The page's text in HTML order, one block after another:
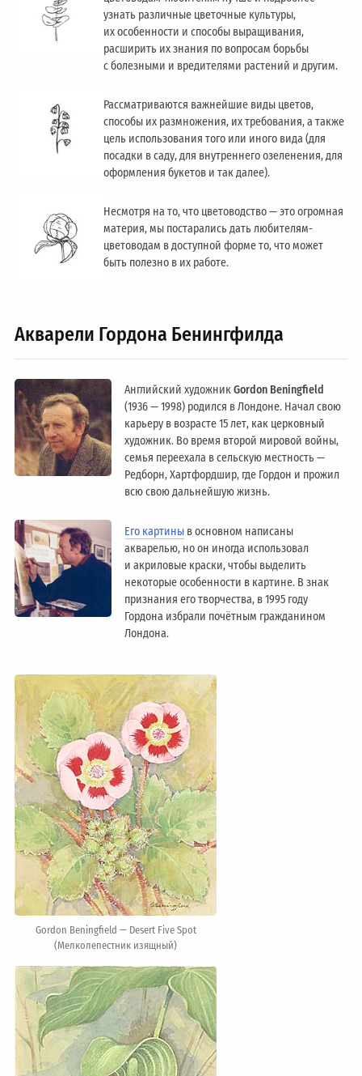
узнать различные цветочные культуры,
их особенности и способы выращивания,
расширить их знания по вопросам борьбы
с болезными и вредителями растений и другим.
Рассматриваются важнейшие виды цветов,
способы их размножения, их требования, а также
цель использования того или иного вида (для
посадки в саду, для внутреннего озеленения, для
оформления букетов и так далее).
Несмотря на то, что цветоводство — это огромная
материя, мы постарались дать любителям-
цветоводам в доступной форме то, что может
быть полезно в их работе.
Акварели Гордона Бенингфилда
Английский художникGordon Beningfield
(1936 — 1998) родился в Лондоне. Начал свою
карьеру в возрасте 15 лет, как церковный
художник. Во время второй мировой войны,
семья переехала в сельскую местность —
Редборн, Хартфордшир, где Гордон и прожил
всю свою дальнейшую жизнь.
Его картины в основном написаны
акварелью, но он иногда использовал
и акриловые краски, чтобы выделить
некоторые особенности в картине. В знак
признания его творчества, в 1995 году
Гордона избрали почётным гражданином
Лондонa.
Gordon Beningfield — Desert Five Spot
(Мелколепестник изящный)